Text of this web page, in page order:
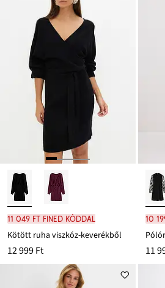
11 049 Ft FINED kóddal
Kötött ruha viszkóz-keverékből
12 999 Ft
10
11